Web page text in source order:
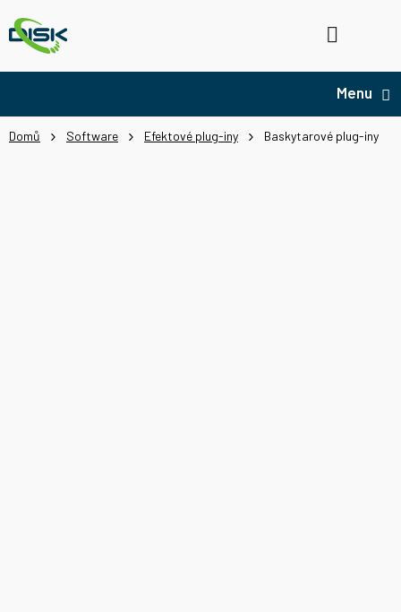
na
obsah
Domů Software Efektové plug-iny Baskytarové plug-iny